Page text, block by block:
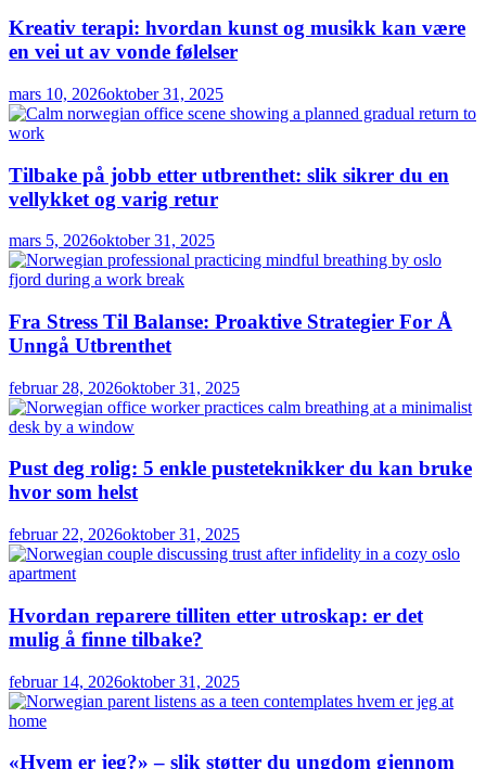
Kreativ terapi: hvordan kunst og musikk kan være
en vei ut av vonde følelser
mars 10, 2026oktober 31, 2025
Tilbake på jobb etter utbrenthet: slik sikrer du en
vellykket og varig retur
mars 5, 2026oktober 31, 2025
Fra Stress Til Balanse: Proaktive Strategier For Å
Unngå Utbrenthet
februar 28, 2026oktober 31, 2025
Pust deg rolig: 5 enkle pusteteknikker du kan bruke
hvor som helst
februar 22, 2026oktober 31, 2025
Hvordan reparere tilliten etter utroskap: er det
mulig å finne tilbake?
februar 14, 2026oktober 31, 2025
«Hvem er jeg?» – slik støtter du ungdom gjennom